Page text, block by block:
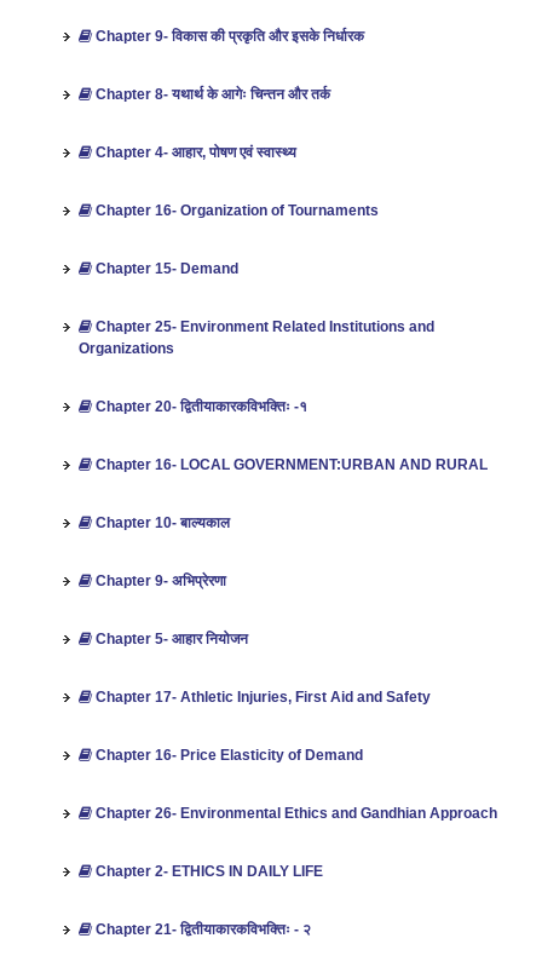
Chapter 9- विकास की प्रकृति और इसके निर्धारक
Chapter 8- यथार्थ के आगेः चिन्तन और तर्क
Chapter 4- आहार, पोषण एवं स्वास्थ्य
Chapter 16- Organization of Tournaments
Chapter 15- Demand
Chapter 25- Environment Related Institutions and
Organizations
Chapter 20- द्वितीयाकारकविभक्तिः -१
Chapter 16- LOCAL GOVERNMENT:URBAN AND RURAL
Chapter 10- बाल्यकाल
Chapter 9- अभिप्रेरणा
Chapter 5- आहार नियोजन
Chapter 17- Athletic Injuries, First Aid and Safety
Chapter 16- Price Elasticity of Demand
Chapter 26- Environmental Ethics and Gandhian Approach
Chapter 2- ETHICS IN DAILY LIFE
Chapter 21- द्वितीयाकारकविभक्तिः - २